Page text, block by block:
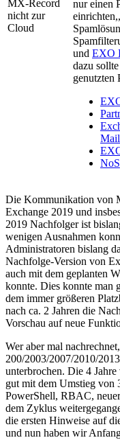
MX-Record
nicht zur
Cloud
nur einen
und EXO
dazu
genutzten
Die Kommunikation von
Exchange 2019 und
2019 Nachfolger ist
wenigen Ausnahmen
Administratoren bislang
Nachfolge-Version von
auch mit dem geplanten
konnte. Dies konnte man
dem immer größeren
nach ca. 2 Jahren die
Vorschau auf neue
Wer aber mal
200/2003/2007/2010/
unterbrochen. Die 4
gut mit dem Umstieg
PowerShell, RBAC,
dem Zyklus
die ersten Hinweise auf
und nun haben wir